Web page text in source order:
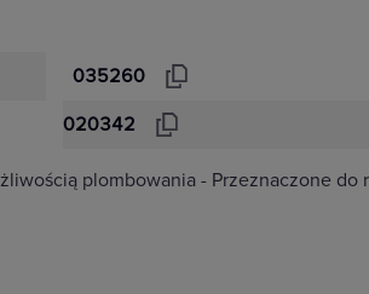
035260
020342
plombowania - Przeznaczone